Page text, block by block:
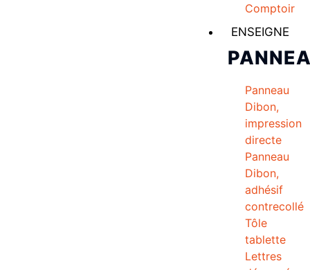
Comptoir
ENSEIGNE
Panneau
Dibon,
impression
directe
Panneau
Dibon,
adhésif
contrecollé
Tôle
tablette
Lettres